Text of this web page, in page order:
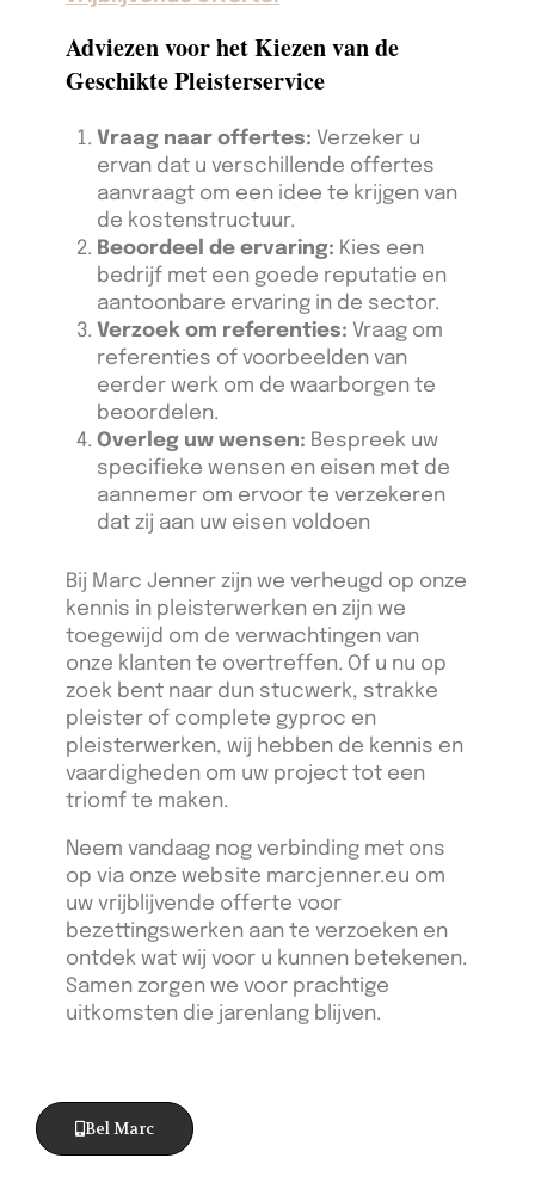
Adviezen voor het Kiezen van de
Geschikte Pleisterservice
Vraag naar offertes: Verzeker u
ervan dat u verschillende offertes
aanvraagt om een idee te krijgen van
de kostenstructuur.
Beoordeel de ervaring: Kies een
bedrijf met een goede reputatie en
aantoonbare ervaring in de sector.
Verzoek om referenties: Vraag om
referenties of voorbeelden van
eerder werk om de waarborgen te
beoordelen.
Overleg uw wensen: Bespreek uw
specifieke wensen en eisen met de
aannemer om ervoor te verzekeren
dat zij aan uw eisen voldoen
Bij Marc Jenner zijn we verheugd op onze
kennis in pleisterwerken en zijn we
toegewijd om de verwachtingen van
onze klanten te overtreffen. Of u nu op
zoek bent naar dun stucwerk, strakke
pleister of complete gyproc en
pleisterwerken, wij hebben de kennis en
vaardigheden om uw project tot een
triomf te maken.
Neem vandaag nog verbinding met ons
op via onze website marcjenner.eu om
uw vrijblijvende offerte voor
bezettingswerken aan te verzoeken en
ontdek wat wij voor u kunnen betekenen.
Samen zorgen we voor prachtige
uitkomsten die jarenlang blijven.
Bel Marc